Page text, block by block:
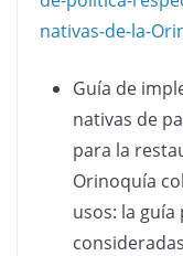
nativas-de-la-
Guía de
nativas de
para la
Orinoquía
usos: la guía